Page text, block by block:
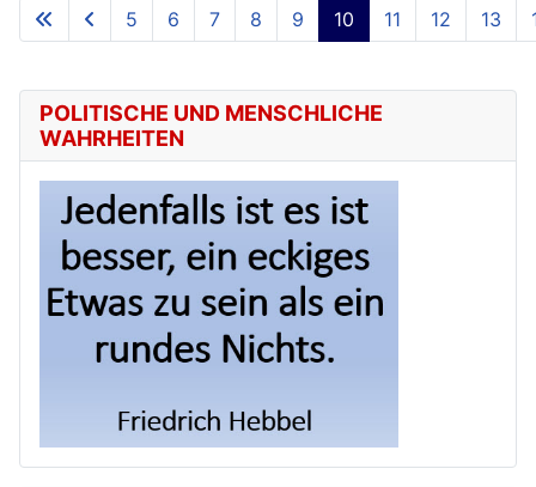
5 6 7 8 9 10 11 12 13
POLITISCHE UND MENSCHLICHE
WAHRHEITEN